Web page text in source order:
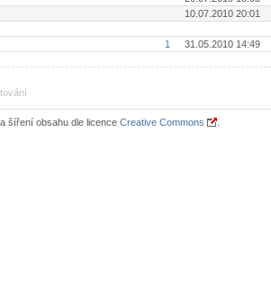
10.07.2010 20:01
1 31.05.2010 14:49
a šíření obsahu dle licence Creative Commons